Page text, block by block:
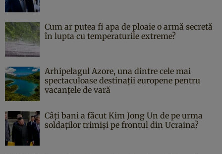
Cum ar putea fi apa de ploaie o armă secretă
în lupta cu temperaturile extreme?
Arhipelagul Azore, una dintre cele mai
spectaculoase destinații europene pentru
vacanțele de vară
Câți bani a făcut Kim Jong Un de pe urma
soldaților trimiși pe frontul din Ucraina?